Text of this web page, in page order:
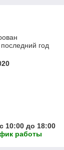
год
10:00 до 18:00
работы